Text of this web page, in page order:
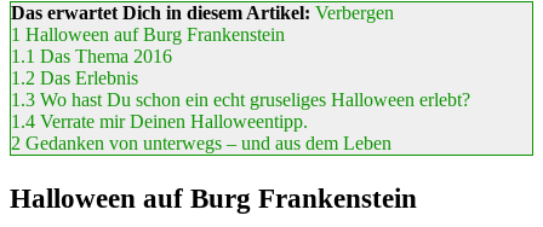
Das erwartet Dich in diesem Artikel: Verbergen
1 Halloween auf Burg Frankenstein
1.1 Das Thema 2016
1.2 Das Erlebnis
1.3 Wo hast Du schon ein echt gruseliges Halloween erlebt?
1.4 Verrate mir Deinen Halloweentipp.
2 Gedanken von unterwegs – und aus dem Leben
Halloween auf Burg Frankenstein